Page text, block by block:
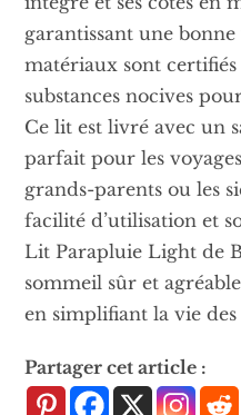
garantissant une
matériaux sont certifiés
substances nocives
Ce lit est livré avec un
parfait pour les
grands-parents ou les
facilité d’utilisation et
Lit Parapluie Light de
sommeil sûr et
en simplifiant la vie des
Partager cet article :